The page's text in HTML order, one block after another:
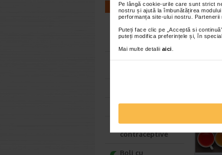
Pe lângă cookie-urile care sunt strict
nostru și ajută la îmbunătățirea
performanța site-ului nostru.
Puteți face clic pe „Acceptă si
puteți modifica preferințele și, în
Mai multe detalii aici
Blogul Safe for You
Infertilitate
barbati
Metode
contraceptive
Boli cu